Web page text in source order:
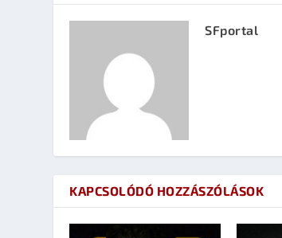
SFportal
KAPCSOLÓDÓ HOZZÁSZÓLÁSOK